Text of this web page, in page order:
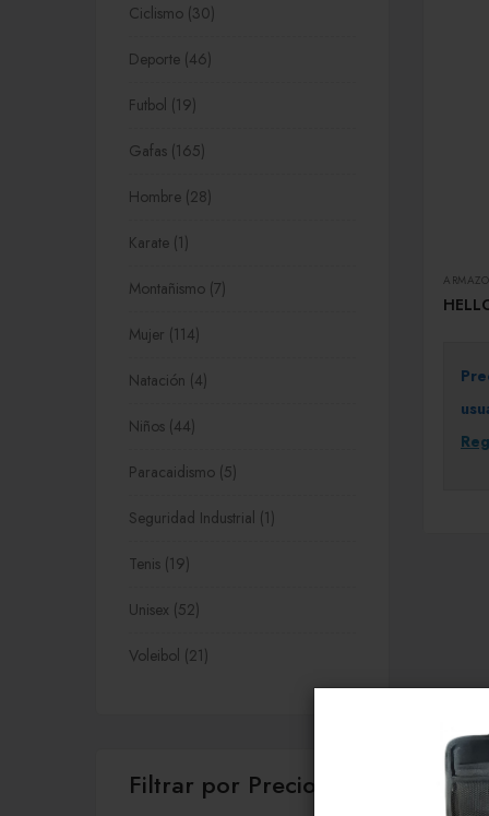
Ciclismo 30
Deporte 46
Futbol 19
Gafas 165
Hombre 28
Karate 1
Montañismo 7
Mujer 114
Natación 4
Niños 44
Paracaidismo 5
Seguridad Industrial 1
Tenis 19
Unisex 52
Voleibol 21
Filtrar por Precio